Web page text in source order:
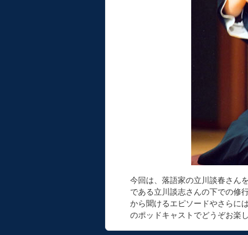
今回は、落語家の立川談春さん
である立川談志さんの下での修
から聞けるエピソードやさらに
のポッドキャストでどうぞお楽